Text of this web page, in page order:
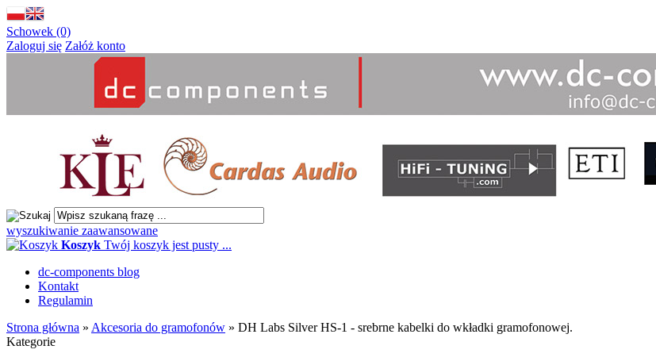
Schowek (0)
Zaloguj się Załóż konto
wyszukiwanie zaawansowane
Koszyk Twój koszyk jest pusty ...
dc-components blog
Kontakt
Regulamin
Strona główna » Akcesoria do gramofonów » DH Labs Silver HS-1 - srebrne kabelki do wkładki gramofonowej.
Kategorie